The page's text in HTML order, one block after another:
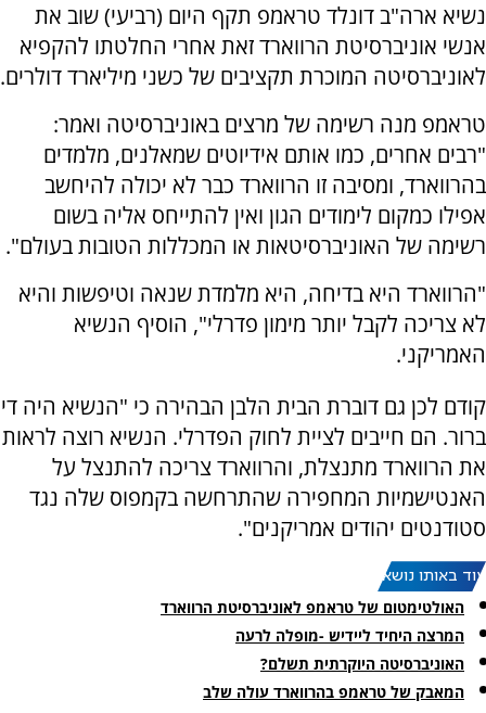
נשיא ארה"ב דונלד טראמפ תקף היום (רביעי) שוב את
אנשי אוניברסיטת הרווארד זאת אחרי החלטתו להקפיא
לאוניברסיטה המוכרת תקציבים של כשני מיליארד דולרים.
טראמפ מנה רשימה של מרצים באוניברסיטה ואמר:
"רבים אחרים, כמו אותם אידיוטים שמאלנים, מלמדים
בהרווארד, ומסיבה זו הרווארד כבר לא יכולה להיחשב
אפילו כמקום לימודים הגון ואין להתייחס אליה בשום
רשימה של האוניברסיטאות או המכללות הטובות בעולם".
"הרווארד היא בדיחה, היא מלמדת שנאה וטיפשות והיא
לא צריכה לקבל יותר מימון פדרלי", הוסיף הנשיא
האמריקני.
קודם לכן גם דוברת הבית הלבן הבהירה כי "הנשיא היה די
ברור. הם חייבים לציית לחוק הפדרלי. הנשיא רוצה לראות
את הרווארד מתנצלת, והרווארד צריכה להתנצל על
האנטישמיות המחפירה שהתרחשה בקמפוס שלה נגד
סטודנטים יהודים אמריקנים".
עוד באותו נושא:
האולטימטום של טראמפ לאוניברסיטת הרווארד
המרצה היחיד ליידיש -מופלה לרעה
האוניברסיטה היוקרתית תשלם?
המאבק של טראמפ בהרווארד עולה שלב